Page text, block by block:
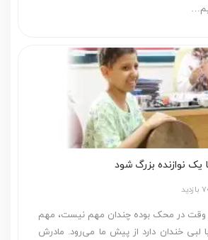
یک نوازنده بزرگ شود
وقت در محک بوده چندان مهم نیست، مهم
لبی خندان دارد از پیش ما می‌رود. مادرش